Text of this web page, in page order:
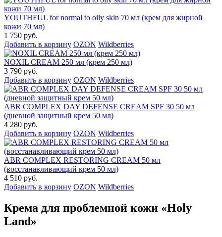
YOUTHFUL for normal to oily skin 70 мл (крем для жирной
кожи 70 мл)
1 750 руб.
Добавить в корзину OZON Wildberries
NOXIL CREAM 250 мл (крем 250 мл)
3 790 руб.
Добавить в корзину OZON Wildberries
ABR COMPLEX DAY DEFENSE CREAM SPF 30 50 мл
(дневной защитный крем 50 мл)
4 280 руб.
Добавить в корзину OZON Wildberries
ABR COMPLEX RESTORING CREAM 50 мл
(восстанавливающий крем 50 мл)
4 510 руб.
Добавить в корзину OZON Wildberries
Крема для проблемной кожи «Holy
Land»